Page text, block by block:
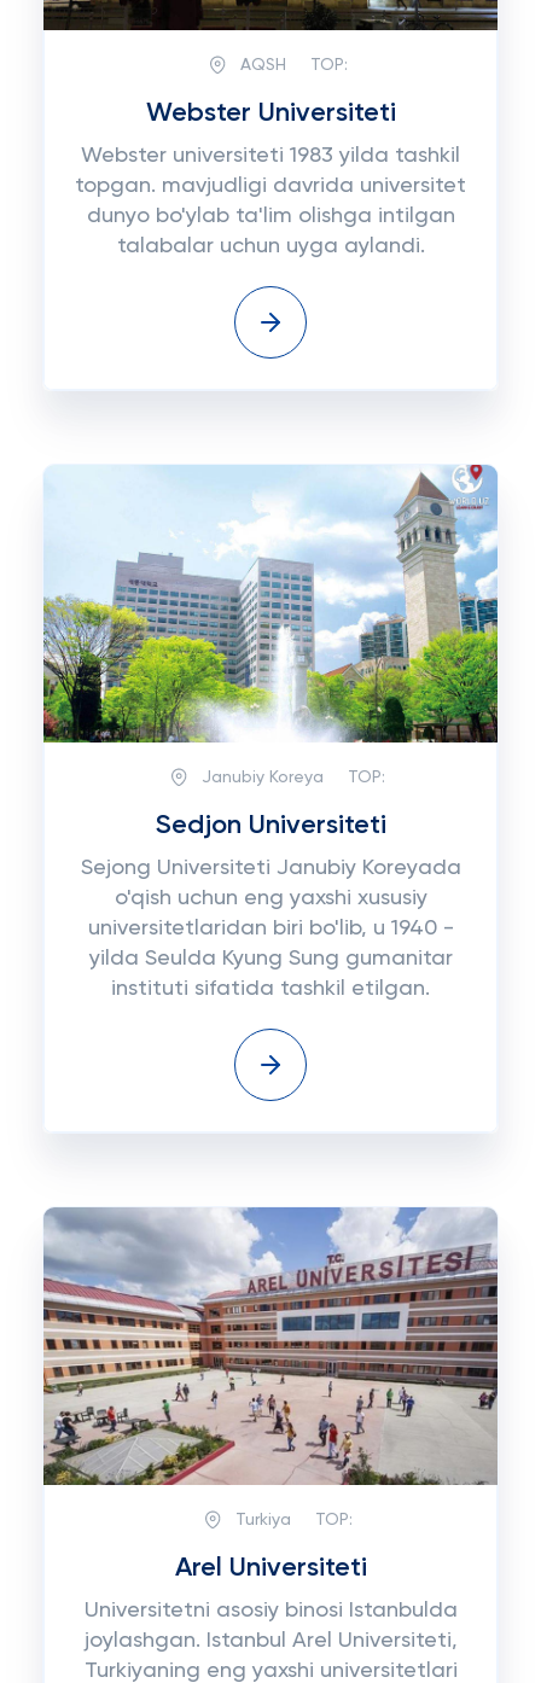
AQSH TOP:
Webster Universiteti
Webster universiteti 1983 yilda tashkil
topgan. mavjudligi davrida universitet
dunyo bo'ylab ta'lim olishga intilgan
talabalar uchun uyga aylandi.
Janubiy Koreya TOP:
Sedjon Universiteti
Sejong Universiteti Janubiy Koreyada
o'qish uchun eng yaxshi xususiy
universitetlaridan biri bo'lib, u 1940 -
yilda Seulda Kyung Sung gumanitar
instituti sifatida tashkil etilgan.
Turkiya TOP:
Arel Universiteti
Universitetni asosiy binosi Istanbulda
joylashgan. Istanbul Arel Universiteti,
Turkiyaning eng yaxshi universitetlari